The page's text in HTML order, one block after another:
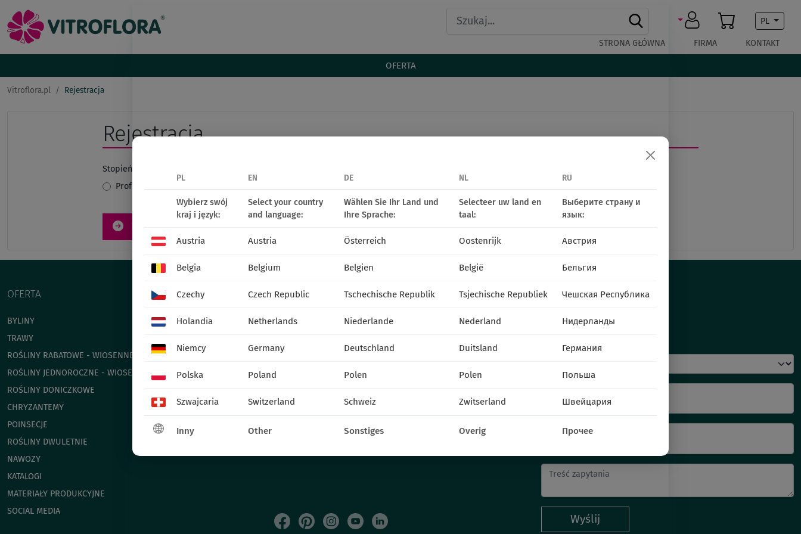
PL
STRONA GŁÓWNA FIRMA KONTAKT
OFERTA
Vitroflora.pl Rejestracja
Rejestracja
Stopień zainteresowania
profesjonalnie
OFERTA
BYLINY
TRAWY
ROŚLINY RABATOWE - WIOSENNE
ROŚLINY JEDNOROCZNE - WIOSENNE
ROŚLINY DONICZKOWE
CHRYZANTEMY
POINSECJE
ROŚLINY DWULETNIE
NAWOZY
KATALOGI
MATERIAŁY PRODUKCYJNE
SOCIAL MEDIA
KONTAKT
VITROFLORA Grupa Producentów Spółka z o.o.
Trzęsacz 25 86-022 Dobrcz
Imię i nazwisko
Twój E-mail
Wyślij
PL EN DE NL RU
Wybierz swój
kraj i język:
Select your country
and language:
Wählen Sie Ihr Land und
Ihre Sprache:
Selecteer uw land en
taal:
Выберите страну и
язык:
Austria Austria Österreich Oostenrijk Австрия
Belgia Belgium Belgien België Бельгия
Czechy Czech Republic Tschechische Republik Tsjechische Republiek Чешская Республика
Holandia Netherlands Niederlande Nederland Нидерланды
Niemcy Germany Deutschland Duitsland Германия
Polska Poland Polen Polen Польша
Szwajcaria Switzerland Schweiz Zwitserland Швейцария
Inny Other Sonstiges Overig Прочее